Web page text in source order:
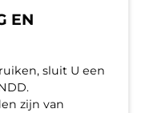
EN
sluit U een
zijn van